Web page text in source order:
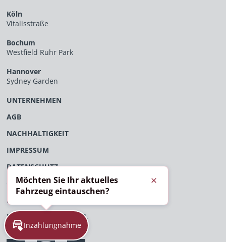
Köln
Vitalisstraße
Bochum
Westfield Ruhr Park
Hannover
Sydney Garden
UNTERNEHMEN
AGB
NACHHALTIGKEIT
IMPRESSUM
DATENSCHUTZ
ÖFFENTLICHES VERFAHRENSVERZEICHNIS
EU-DATENVERORDNUNG
HINWEISGEBERPORTAL
Inzahlungnahme
Möchten Sie Ihr aktuelles
Fahrzeug eintauschen?
Schließen